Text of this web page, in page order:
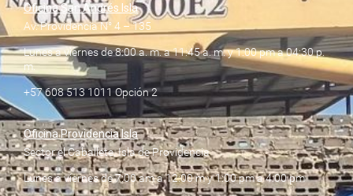
Oficina San Andrés Isla
Av. Providencia N° 4 – 135
Lunes a viernes de 8:00 a. m. a 11:45 a. m. y 1:00 pm a 04:30 p.
m.
+57 608 513 1011 Opción 2
Oficina Providencia Isla
Sector el Caballete, Isla de Providencia
Lunes a viernes de 7:00 am a 12:00 m y 1:00 pm a 4:00 pm